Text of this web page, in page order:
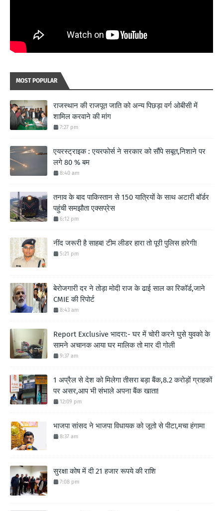
MOST POPULAR
राजस्थान की राजपूत जाति को अन्य पिछड़ा वर्ग ओबीसी में
शामिल करवाने की मांग
7:27 pm
एयरस्ट्राइक : एयरफोर्स ने सरकार को सौंपे सबूत,निशाने पर
लगे 80 % बम
8:40 am
तनाव के बाद पाकिस्तान से 150 यात्रियों के साथ अटारी बॉर्डर
पहुंची समझौता एक्सप्रेस
6:12 pm
नींद जरूरी है साहब! टीम लीडर हारा तो पूरी पुलिस हारेगी!
5:21 pm
बेरोजगारी दर ने तोड़ा मोदी राज के ढाई साल का रिकॉर्ड,जाने
CMIE की रिपोर्ट
8:43 am
Report Exclusive भादरा:- घर में चोरी करने घुसे युवको के
सामने अचानक आया घर मालिक तो मार दी गोली
9:37 am
1 अप्रैल से देश को मिलेगा तीसरा बड़ा बैंक,8.2 करोड़ों ग्राहकों
पर असर,आप भी संभाले अपना बैंक खाता!
12:09 pm
भाजपा सांसद ने भाजपा विधायक को जूतो से पीटा,मचा हंगामा
8:37 am
सुरक्षा कोष में दी 21 हजार रूपये की राशि
7:08 pm